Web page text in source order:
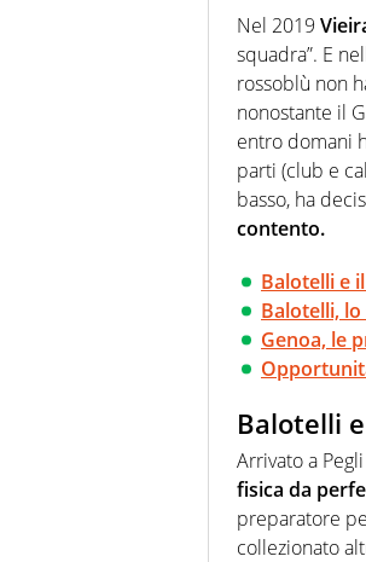
modo di
Nel 2019
squadra”. E
rossoblù non
nonostante il
entro domani
parti (club e
basso, ha
contento.
Balotelli e
Balotelli,
Genoa, le
Balotelli
Arrivato a
fisica da
preparatore
collezionato